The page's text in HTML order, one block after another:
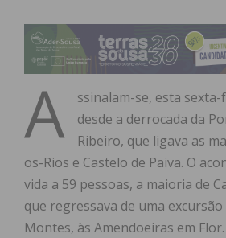
A
ssinalam-se, esta
desde a derrocada da
Ribeiro, que ligava as
os-Rios e Castelo de Paiva. O
vida a 59 pessoas, a maioria de
que regressava de uma
Montes, às Amendoeiras em Flor.